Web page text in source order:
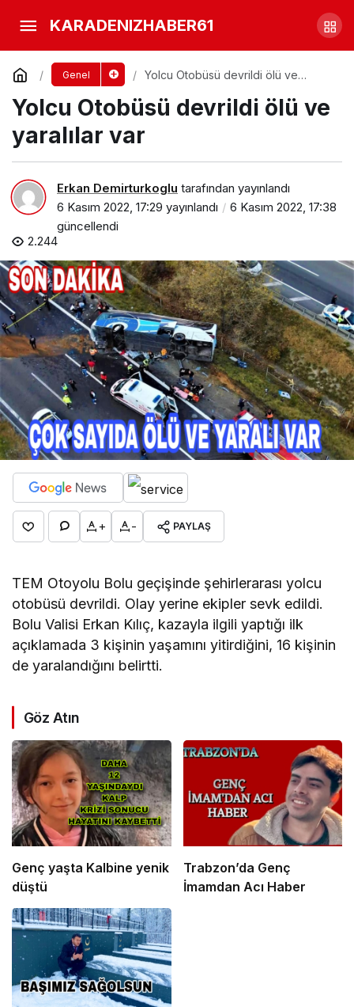
KARADENIZHABER61
Genel
Yolcu Otobüsü devrildi ölü ve
Yolcu Otobüsü devrildi ölü ve
yaralılar var
Erkan Demirturkoglu tarafından yayınlandı
6 Kasım 2022, 17:29 yayınlandı
6 Kasım 2022, 17:38
güncellendi
2.244
+ - PAYLAŞ
TEM Otoyolu Bolu geçişinde şehirlerarası yolcu
otobüsü devrildi. Olay yerine ekipler sevk edildi.
Bolu Valisi Erkan Kılıç, kazayla ilgili yaptığı ilk
açıklamada 3 kişinin yaşamını yitirdiğini, 16 kişinin
de yaralandığını belirtti.
Göz Atın
Genç yaşta Kalbine yenik
düştü
Trabzon’da Genç
İmamdan Acı Haber
Fındık Fiyatları Açıklandı
Yorum Yap